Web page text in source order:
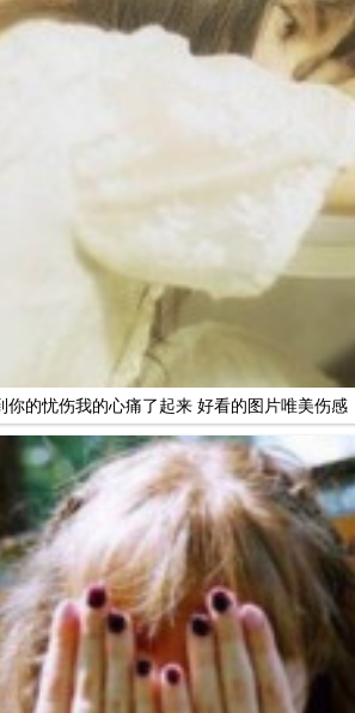
你的忧伤我的心痛了起来 好看的图片唯美伤感